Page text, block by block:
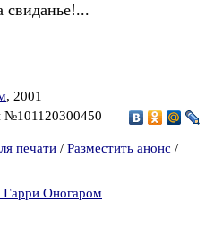
, 2001
№101120300450
печати / Разместить анонс /
Гарри Оногаром